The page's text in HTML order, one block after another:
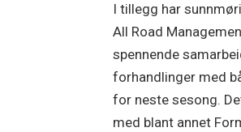
I tillegg har
All Road
spennende
forhandlinger med
for neste sesong.
med blant annet